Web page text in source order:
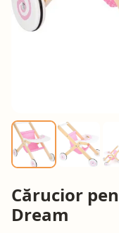
Cărucior
Dream